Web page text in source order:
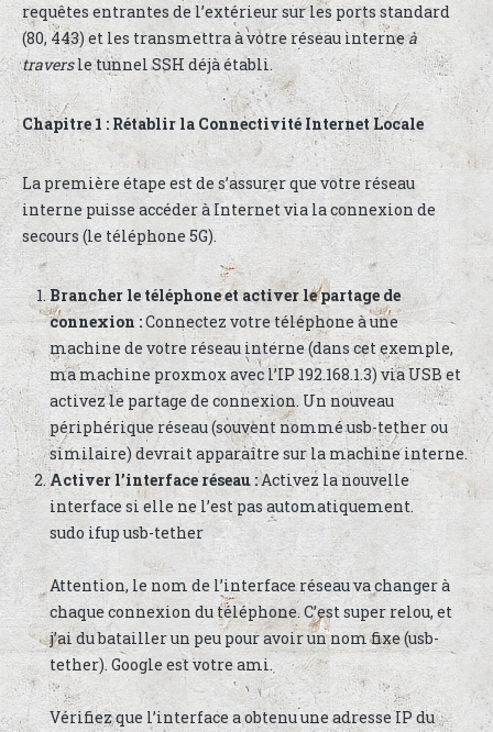
requêtes entrantes de l’extérieur sur les ports standard
(80, 443) et les transmettra à votre réseau interneà
traversle tunnel SSH déjà établi.
Chapitre 1 : Rétablir la Connectivité Internet Locale
La première étape est de s’assurer que votre réseau
interne puisse accéder à Internet via la connexion de
secours (le téléphone 5G).
Brancher le téléphone et activer le partage de
connexion :Connectez votre téléphone à une
machine de votre réseau interne (dans cet exemple,
ma machine proxmox avec l’IP 192.168.1.3) via USB et
activez le partage de connexion. Un nouveau
périphérique réseau (souvent nommé usb-tether ou
similaire) devrait apparaître sur la machine interne.
Activer l’interface réseau :Activez la nouvelle
interface si elle ne l’est pas automatiquement.
sudo ifup usb-tether
Attention, le nom de l’interface réseau va changer à
chaque connexion du téléphone. C’est super relou, et
j’ai du batailler un peu pour avoir un nom fixe (usb-
tether). Google est votre ami.
Vérifiez que l’interface a obtenu une adresse IP du